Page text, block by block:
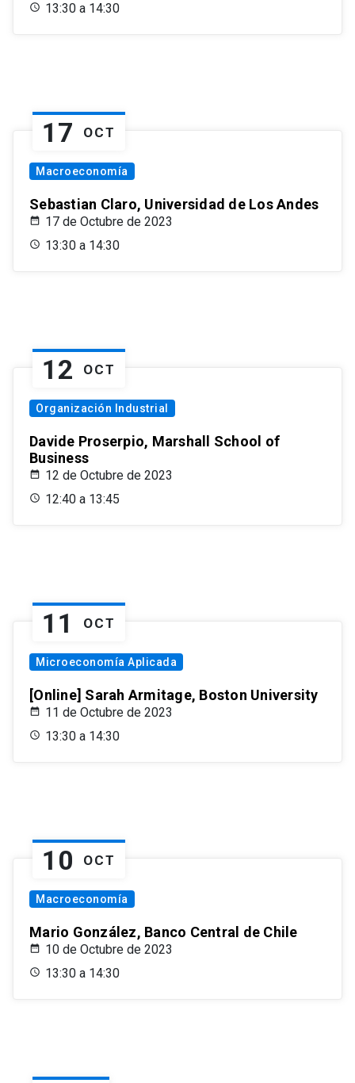
13:30 a 14:30
17 OCT
Macroeconomía
Sebastian Claro, Universidad de Los Andes
17 de Octubre de 2023
13:30 a 14:30
12 OCT
Organización Industrial
Davide Proserpio, Marshall School of
Business
12 de Octubre de 2023
12:40 a 13:45
11 OCT
Microeconomía Aplicada
[Online] Sarah Armitage, Boston University
11 de Octubre de 2023
13:30 a 14:30
10 OCT
Macroeconomía
Mario González, Banco Central de Chile
10 de Octubre de 2023
13:30 a 14:30